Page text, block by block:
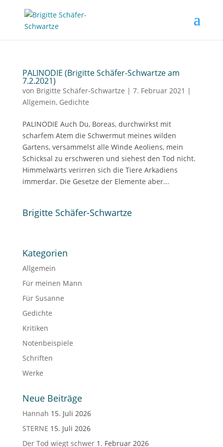
PALINODIE (Brigitte Schäfer-Schwartze am
7.2.2021)
von Brigitte Schäfer-Schwartze | 7. Februar 2021 |
Allgemein, Gedichte
PALINODIE Auch Du, Boreas, durchwirkst mit
scharfem Atem die Schwermut meines wilden
Gartens, versammelst alle Winde Aeoliens, mein
Schicksal zu erschweren und siehest den Tod nicht.
Himmelwärts verirren sich die Tiere Arkadiens
immerdar. Die Gesetze der Elemente aber...
Brigitte Schäfer-Schwartze
Kategorien
Allgemein
Für meinen Mann
Für Susanne
Gedichte
Kritiken
Notenbeispiele
Schriften
Werke
Neue Beiträge
Hannah 15. Juli 2026
STERNE 15. Juli 2026
Der Tod wiegt schwer 1. Februar 2026